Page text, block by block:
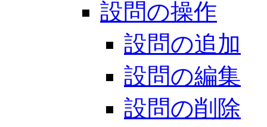
設問の操作
設問の追加
設問の編集
設問の削除